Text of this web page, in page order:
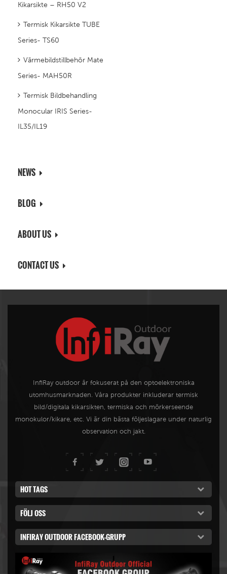
Kikarsikte – RH50 V2
Termisk Kikarsikte TUBE
Series- TS60
Värmebildstillbehör Mate
Series- MAH50R
Termisk Bildbehandling
Monocular IRIS Series-
IL35/IL19
NEWS
BLOG
ABOUT US
CONTACT US
InfiRay outdoor är fokuserat på den optoelektroniska
utomhusmarknaden. Våra produkter inkluderar termisk
bild/digitala kikarsikten, termiska och mörkerseende
monokulor/kikare, etc. Vi är din bästa följeslagare under naturlig
observation och jakt.
HOT TAGS
FÖLJ OSS
INFIRAY OUTDOOR FACEBOOK-GRUPP